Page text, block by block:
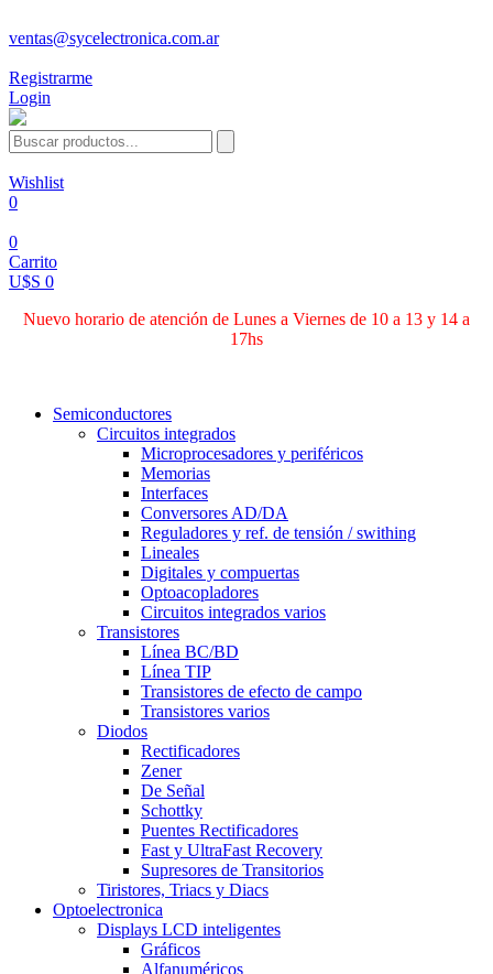
ventas@sycelectronica.com.ar
Registrarme
Login
Wishlist
0
0
Carrito
U$S 0
Nuevo horario de atención de Lunes a Viernes de 10 a 13 y 14 a
17hs
Semiconductores
Circuitos integrados
Microprocesadores y periféricos
Memorias
Interfaces
Conversores AD/DA
Reguladores y ref. de tensión / swithing
Lineales
Digitales y compuertas
Optoacopladores
Circuitos integrados varios
Transistores
Línea BC/BD
Línea TIP
Transistores de efecto de campo
Transistores varios
Diodos
Rectificadores
Zener
De Señal
Schottky
Puentes Rectificadores
Fast y UltraFast Recovery
Supresores de Transitorios
Tiristores, Triacs y Diacs
Optoelectronica
Displays LCD inteligentes
Gráficos
Alfanuméricos